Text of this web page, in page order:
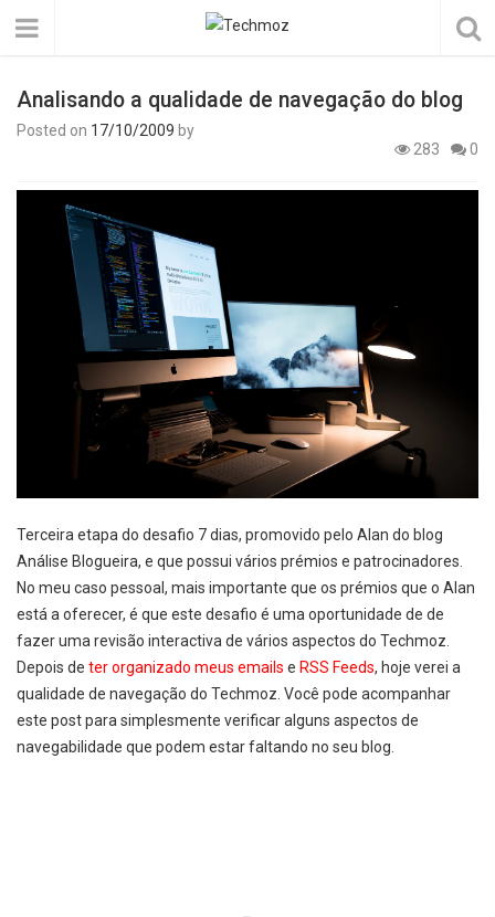
Analisando a qualidade de navegação do blog
Posted on 17/10/2009 by
283
0
Terceira etapa do desafio 7 dias, promovido pelo Alan do blog
Análise Blogueira, e que possui vários prémios e patrocinadores.
No meu caso pessoal, mais importante que os prémios que o Alan
está a oferecer, é que este desafio é uma oportunidade de de
fazer uma revisão interactiva de vários aspectos do Techmoz.
Depois de ter organizado meus emails e RSS Feeds, hoje verei a
qualidade de navegação do Techmoz. Você pode acompanhar
este post para simplesmente verificar alguns aspectos de
navegabilidade que podem estar faltando no seu blog.